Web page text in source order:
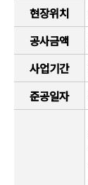
현장위치
공사금액
사업기간
준공일자